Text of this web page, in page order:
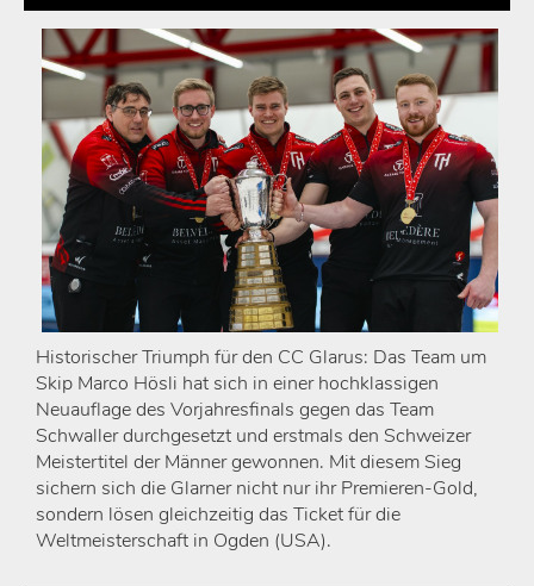
Historischer Triumph für den CC Glarus: Das Team um
Skip Marco Hösli hat sich in einer hochklassigen
Neuauflage des Vorjahresfinals gegen das Team
Schwaller durchgesetzt und erstmals den Schweizer
Meistertitel der Männer gewonnen. Mit diesem Sieg
sichern sich die Glarner nicht nur ihr Premieren-Gold,
sondern lösen gleichzeitig das Ticket für die
Weltmeisterschaft in Ogden (USA).